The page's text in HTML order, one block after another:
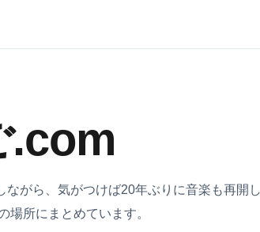
.com
がら、気がつけば20年ぶりに音楽も再開
場所にまとめています。